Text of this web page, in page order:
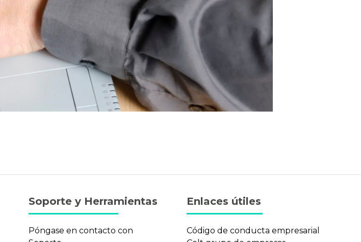
Soporte y Herramientas
Póngase en contacto con
Enlaces útiles
Código de conducta empresarial